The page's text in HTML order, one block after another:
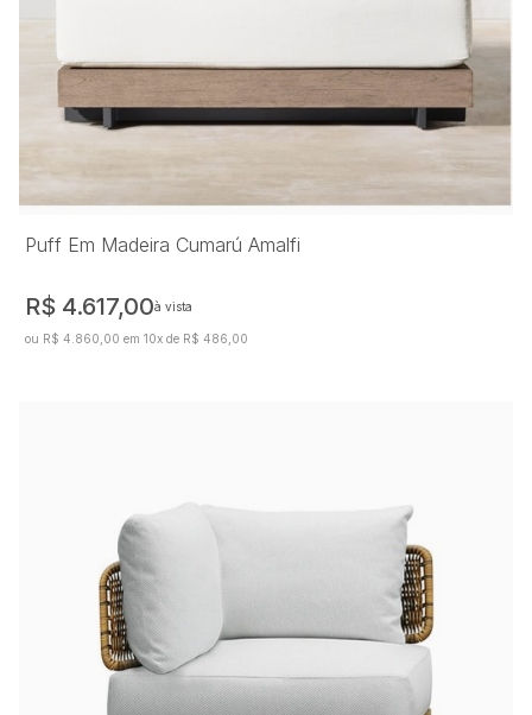
Puff Em Madeira Cumarú Amalfi
R$ 4.617,00à vista
ou R$ 4.860,00 em 10x de R$ 486,00